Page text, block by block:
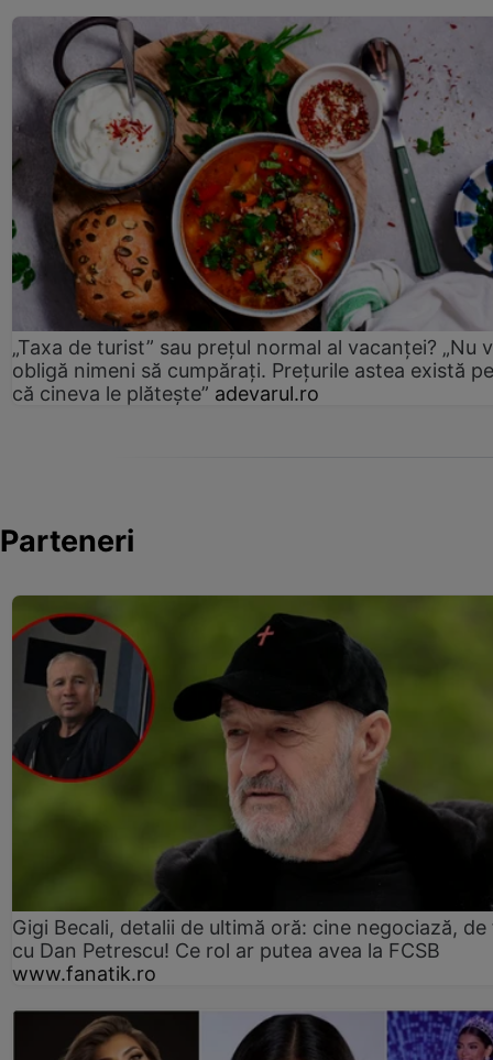
„Taxa de turist” sau prețul normal al vacanței? „Nu
obligă nimeni să cumpărați. Prețurile astea există
că cineva le plătește” adevarul.ro
Parteneri
Gigi Becali, detalii de ultimă oră: cine negociază,
cu Dan Petrescu! Ce rol ar putea avea la FCSB
www.fanatik.ro